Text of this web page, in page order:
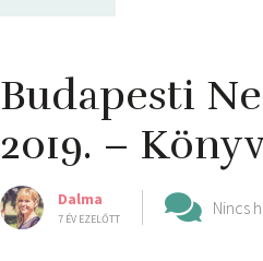
Budapesti
2019. –
Dalma
7 ÉV EZELŐTT
Nincs